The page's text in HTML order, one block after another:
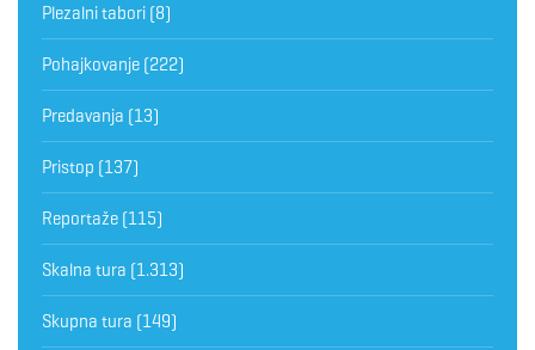
Plezalni tabori (8)
Pohajkovanje (222)
Predavanja (13)
Pristop (137)
Reportaže (115)
Skalna tura (1.313)
Skupna tura (149)